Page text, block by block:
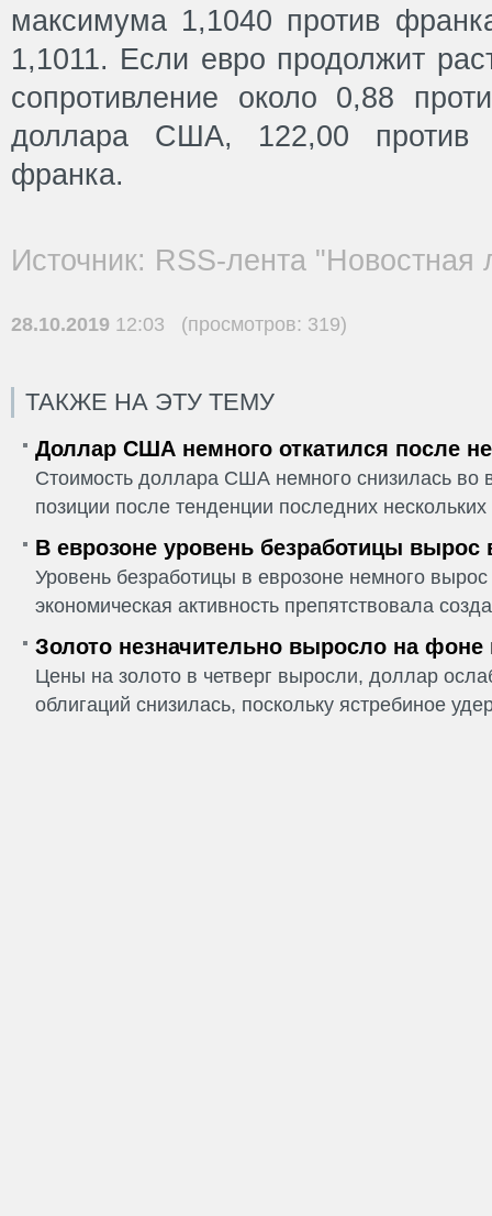
максимума 1,1040 против
1,1011. Если евро продолжит
сопротивление около 0,88
доллара США, 122,00
франка.
Источник: RSS-лента "Новостная
28.10.2019 12:03 (просмотров: 319)
ТАКЖЕ НА ЭТУ ТЕМУ
Доллар США немного откатился после
Стоимость доллара США немного снизилась во
позиции после тенденции последних
В еврозоне уровень безработицы вырос
Уровень безработицы в еврозоне немного
экономическая активность препятствовала
Золото незначительно выросло на фоне
Цены на золото в четверг выросли, доллар
облигаций снизилась, поскольку ястребиное